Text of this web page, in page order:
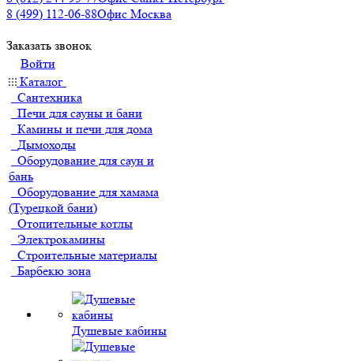
8 (499) 112-06-88Офис Москва
Заказать звонок
Войти
Каталог
Сантехника
Печи для сауны и бани
Камины и печи для дома
Дымоходы
Оборудование для саун и
бань
Оборудование для хамама
(Турецкой бани)
Отопительные котлы
Электрокамины
Строительные материалы
Барбекю зона
Душевые кабины